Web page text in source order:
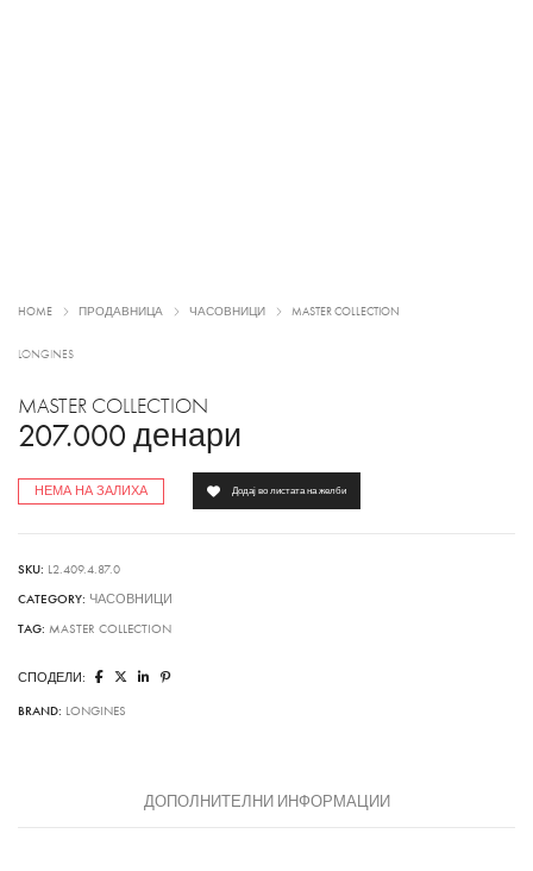
HOME ПРОДАВНИЦА ЧАСОВНИЦИ MASTER COLLECTION
LONGINES
MASTER COLLECTION
207.000 денари
НЕМА НА ЗАЛИХА Додај во листата на желби
SKU: L2.409.4.87.0
CATEGORY: ЧАСОВНИЦИ
TAG: MASTER COLLECTION
СПОДЕЛИ:
BRAND: LONGINES
ДОПОЛНИТЕЛНИ ИНФОРМАЦИИ